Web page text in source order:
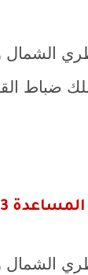
الشمال
ضباط
2023
الشمال